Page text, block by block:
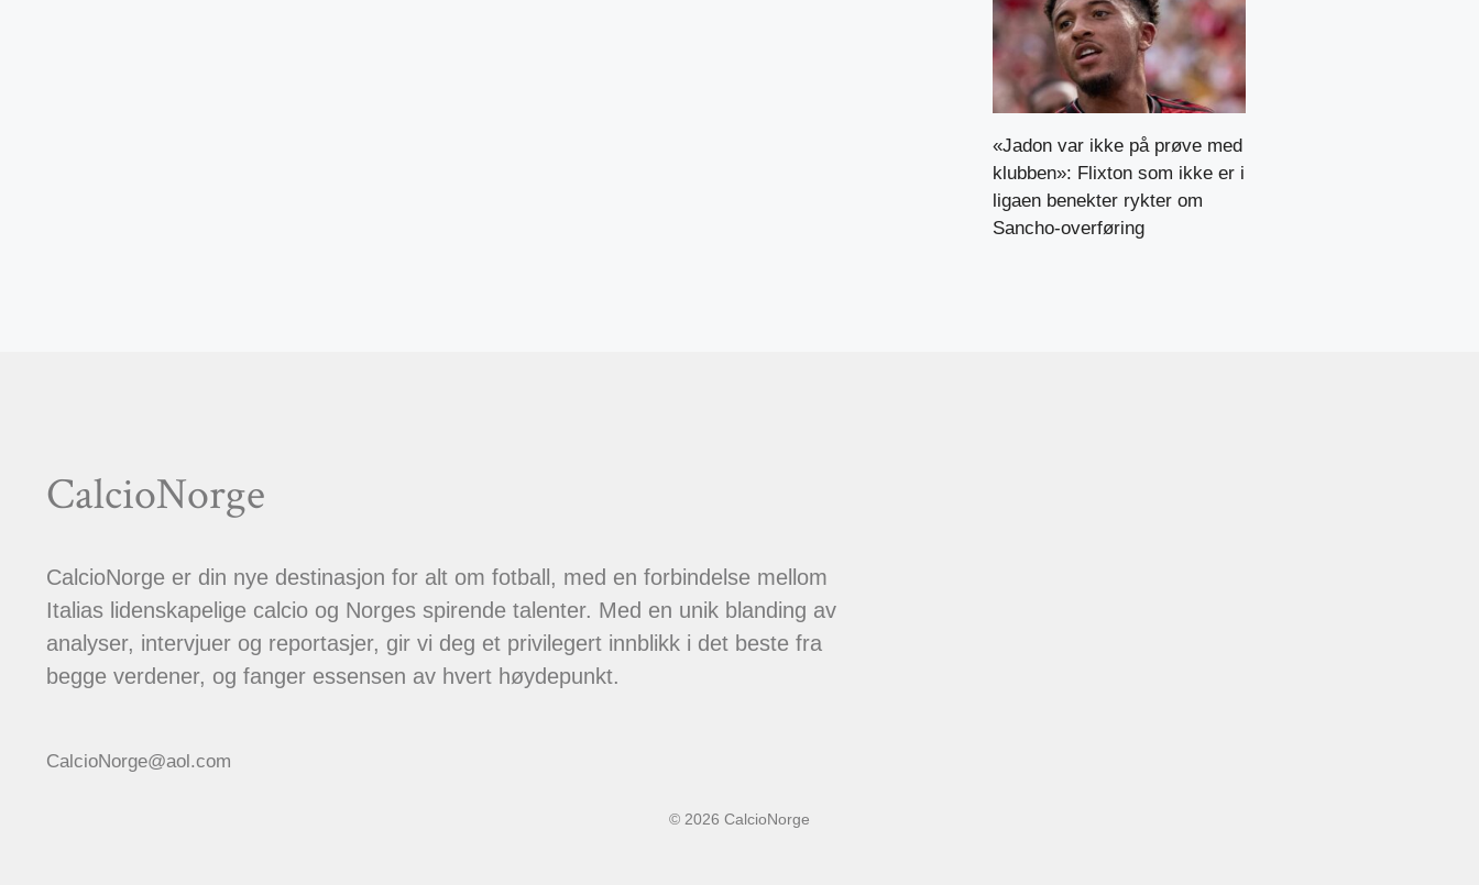
«Jadon var ikke på prøve med
klubben»: Flixton som ikke er i
ligaen benekter rykter om
Sancho-overføring
CalcioNorge
CalcioNorge er din nye destinasjon for alt om fotball, med en forbindelse mellom
Italias lidenskapelige calcio og Norges spirende talenter. Med en unik blanding av
analyser, intervjuer og reportasjer, gir vi deg et privilegert innblikk i det beste fra
begge verdener, og fanger essensen av hvert høydepunkt.
CalcioNorge@aol.com
© 2026 CalcioNorge